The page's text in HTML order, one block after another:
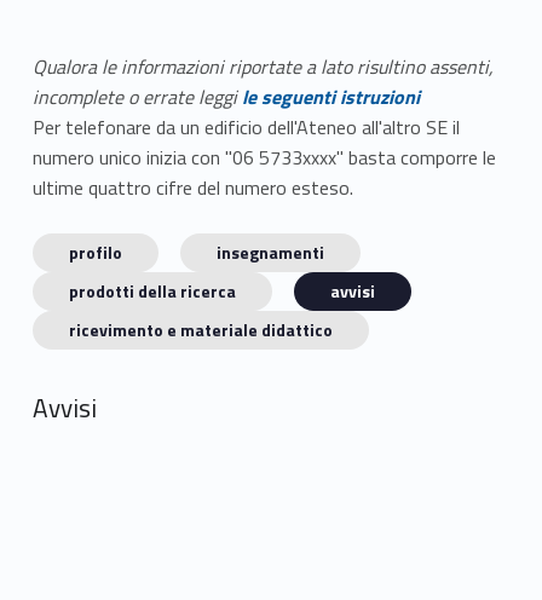
Qualora le informazioni riportate a lato risultino assenti,
incomplete o errate leggile seguenti istruzioni
Per telefonare da un edificio dell'Ateneo all'altro SE il
numero unico inizia con "06 5733xxxx" basta comporre le
ultime quattro cifre del numero esteso.
profilo
insegnamenti
prodotti della ricerca
avvisi
ricevimento e materiale didattico
Avvisi